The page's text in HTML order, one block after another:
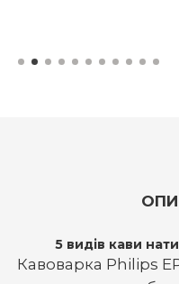
5 видів кави
Кавоварка Philips